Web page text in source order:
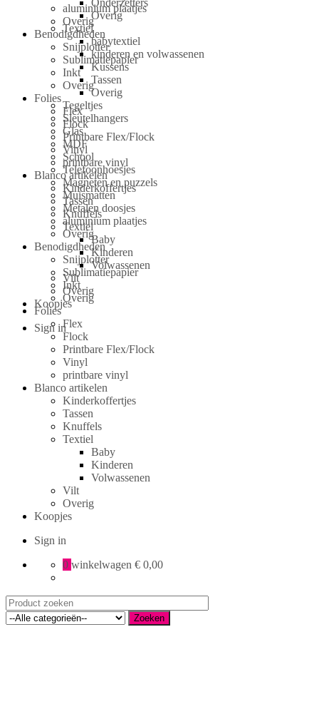
Overig
Textiel
babytextiel
kinderen en volwassenen
Kussens
Tassen
Overig
Tegeltjes
Sleutelhangers
Glas
MDF
School
Telefoonhoesjes
Magneten en puzzels
Muismatten
Metalen doosjes
aluminium plaatjes
Overig
Benodigdheden
Snijplotter
Sublimatiepapier
Inkt
Overig
Folies
Flex
Flock
Printbare Flex/Flock
Vinyl
printbare vinyl
Blanco artikelen
Kinderkoffertjes
Tassen
Knuffels
Textiel
Baby
Kinderen
Volwassenen
Vilt
Overig
Koopjes
Sign in
0 winkelwagen € 0,00
Search
for:
Zoeken
aluminium plaatjes
Overig
Benodigdheden
Snijplotter
Sublimatiepapier
Inkt
Overig
Folies
Flex
Flock
Printbare Flex/Flock
Vinyl
printbare vinyl
Blanco artikelen
Kinderkoffertjes
Tassen
Knuffels
Textiel
Baby
Kinderen
Volwassenen
Vilt
Overig
Koopjes
Sign in